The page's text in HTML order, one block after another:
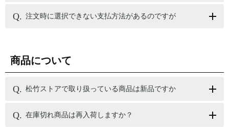
注文時に選択できない支払方法があるのですが
商品について
松竹ストアで取り扱っている商品は新品ですか
在庫切れ商品は再入荷しますか？